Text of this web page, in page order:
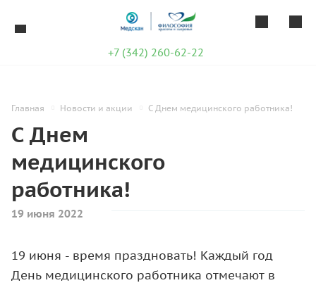
+7 (342) 260-62-22
Главная Новости и акции С Днем медицинского работника!
С Днем
медицинского
работника!
19 июня 2022
19 июня - время праздновать! Каждый год
День медицинского работника отмечают в